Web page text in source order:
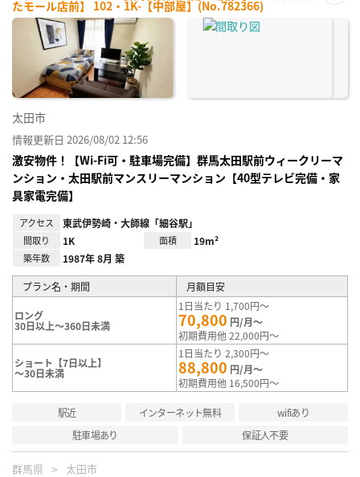
たモール店前】 102・1K-【中部屋】(No.782366)
に入
太田市
情報更新日 2026/08/02 12:56
激安物件！【Wi-Fi可・駐車場完備】群馬太田駅前ウィークリーマ
ンション・太田駅前マンスリーマンション【40型テレビ完備・家
具家電完備】
アクセス 東武伊勢崎・大師線「細谷駅」
間取り 1K 面積 19m²
築年数 1987年 8月 築
プラン名・期間 月額目安
ロング
30日以上～360日未満
1日当たり 1,700円～
70,800 円/月～
初期費用他 22,000円～
ショート【7日以上】
～30日未満
1日当たり 2,300円～
88,800 円/月～
初期費用他 16,500円～
駅近 インターネット無料
wifiあり
駐車場あり
保証人不要
群馬県 太田市